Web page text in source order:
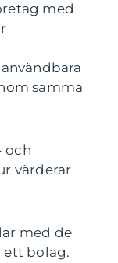
med
samma
och
värderar
med de
ett bolag.